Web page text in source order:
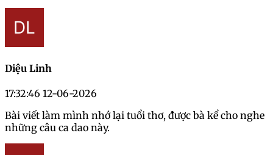
Diệu Linh
17:32:46 12-06-2026
Bài viết làm mình nhớ lại tuổi thơ, được bà kể cho nghe
những câu ca dao này.